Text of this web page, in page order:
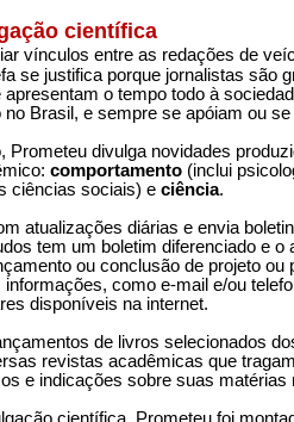
científica
vínculos entre as redações de
se justifica porque jornalistas são
o tempo todo à
Brasil, e sempre se apóiam ou
Prometeu divulga novidades
comportamento (inclui
ciências sociais) e ciência.
atualizações diárias e envia
tem um boletim diferenciado e
ou conclusão de projeto
como e-mail e/ou
disponíveis na internet.
de livros selecionados
revistas acadêmicas que
e indicações sobre suas